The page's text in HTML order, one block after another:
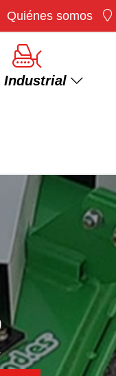
Quiénes somos
Industrial
Fresadora